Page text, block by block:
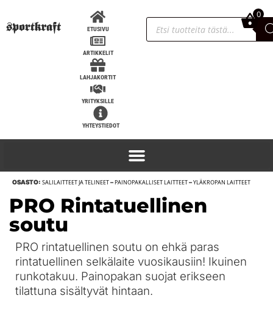
82,90€
ETUSIVU
ARTIKKELIT
LAHJAKORTIT
YRITYKSILLE
YHTEYSTIEDOT
0,00€
0
OSASTO: SALILAITTEET JA TELINEET–PAINOPAKALLISET LAITTEET–YLÄKROPAN LAITTEET
PRO Rintatuellinen
soutu
PRO rintatuellinen soutu on ehkä paras
rintatuellinen selkälaite vuosikausiin! Ikuinen
runkotakuu. Painopakan suojat erikseen
tilattuna sisältyvät hintaan.